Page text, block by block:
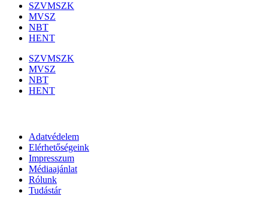
SZVMSZK
MVSZ
NBT
HENT
SZVMSZK
MVSZ
NBT
HENT
Adatvédelem
Elérhetőségeink
Impresszum
Médiaajánlat
Rólunk
Tudástár